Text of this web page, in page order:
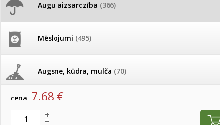
Augu aizsardzība (366)
Mēslojumi (495)
Augsne, kūdra, mulča (70)
Podi un kasetes
Pašlasīšanas vietu katalogs
26.05. Vebinārs - Kā ierobežot
gliemežus piemājas dārzā un
Ūdens piemērotības noteikšana
frēze + mulčieris +
AKCIJAS komplekts -
Piemājas dārzam
Produkti »Augu aizsardzība
SOFTCARE Gliemežiem SNAIL STOP 0.5L
artikuls: 714491 EAN:6416977714491
cena 7.68 €